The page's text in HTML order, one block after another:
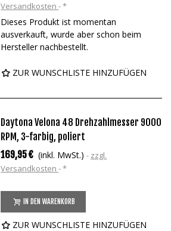
Versandkosten *
Dieses Produkt ist momentan
ausverkauft, wurde aber schon beim
Hersteller nachbestellt.
ZUR WUNSCHLISTE HINZUFÜGEN
Daytona Velona 48 Drehzahlmesser 9000
RPM, 3-farbig, poliert
169,95 € (inkl. MwSt.)
zzgl.
Versandkosten *
IN DEN WARENKORB
ZUR WUNSCHLISTE HINZUFÜGEN